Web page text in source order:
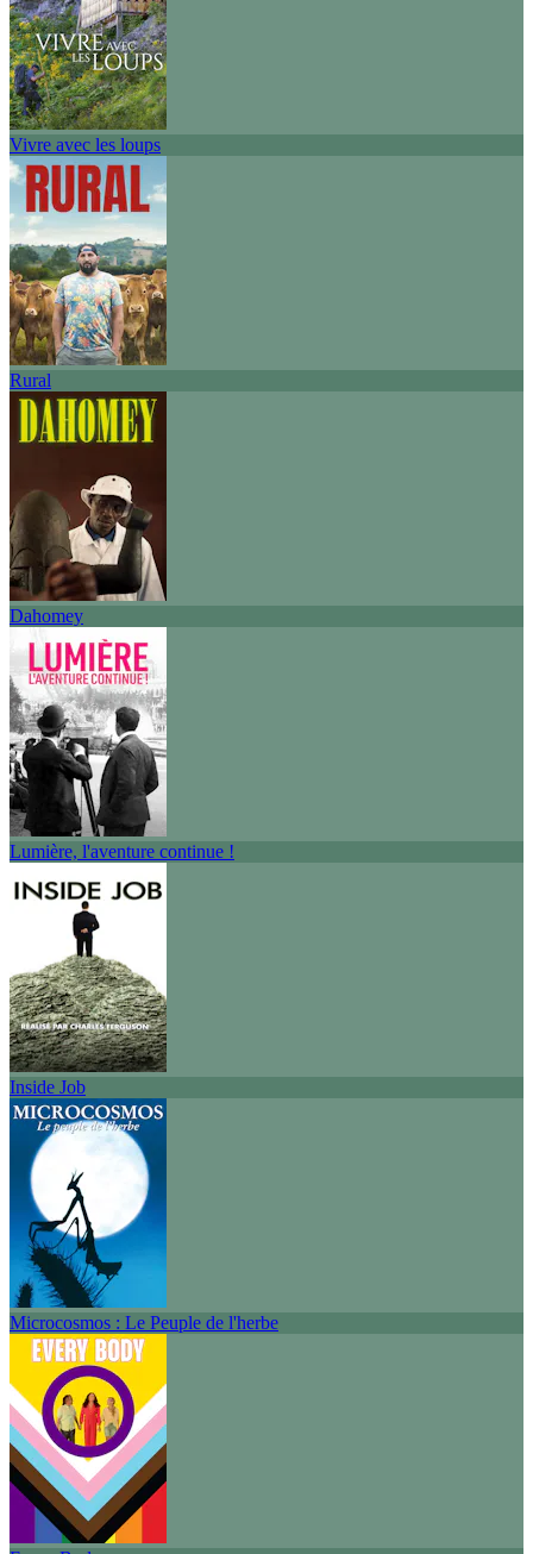
Vivre avec les loups
Rural
Dahomey
Lumière, l'aventure continue !
Inside Job
Microcosmos : Le Peuple de l'herbe